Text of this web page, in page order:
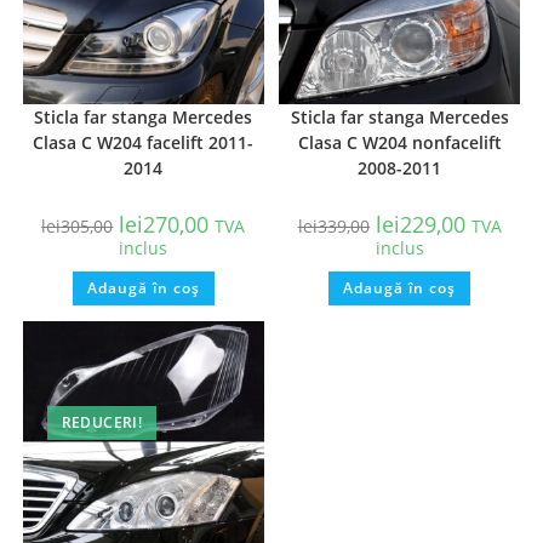
Sticla far stanga Mercedes
Clasa C W204 facelift 2011-
2014
lei305,00 lei270,00 TVA
inclus
Adaugă în coș
Sticla far stanga Mercedes
Clasa C W204 nonfacelift
2008-2011
lei339,00 lei229,00 TVA
inclus
Adaugă în coș
REDUCERI!